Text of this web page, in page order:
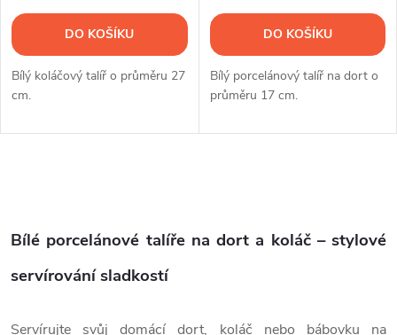
DO KOŠÍKU
Bílý koláčový talíř o průměru 27
cm.
DO KOŠÍKU
Bílý porcelánový talíř na dort o
průměru 17 cm.
v
l
Bílé porcelánové talíře na dort a koláč – stylové
servírování sladkostí
Servírujte svůj domácí dort, koláč nebo bábovku na